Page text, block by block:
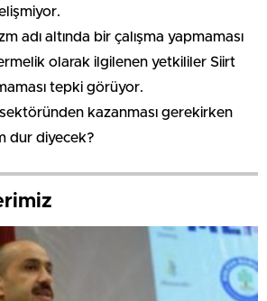
adı altında bir çalışma yapmaması
olarak ilgilenen yetkililer Siirt
tepki görüyor.
sektöründen kazanması gerekirken
dur diyecek?